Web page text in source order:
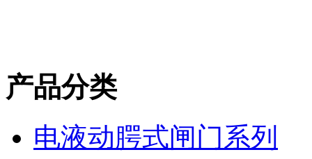
产品分类
电液动腭式闸门系列